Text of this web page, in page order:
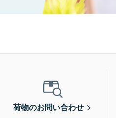
荷物のお問い合わせ